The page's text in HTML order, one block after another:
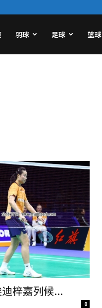
羽球 足球 篮球
迪梓嘉列候...
0